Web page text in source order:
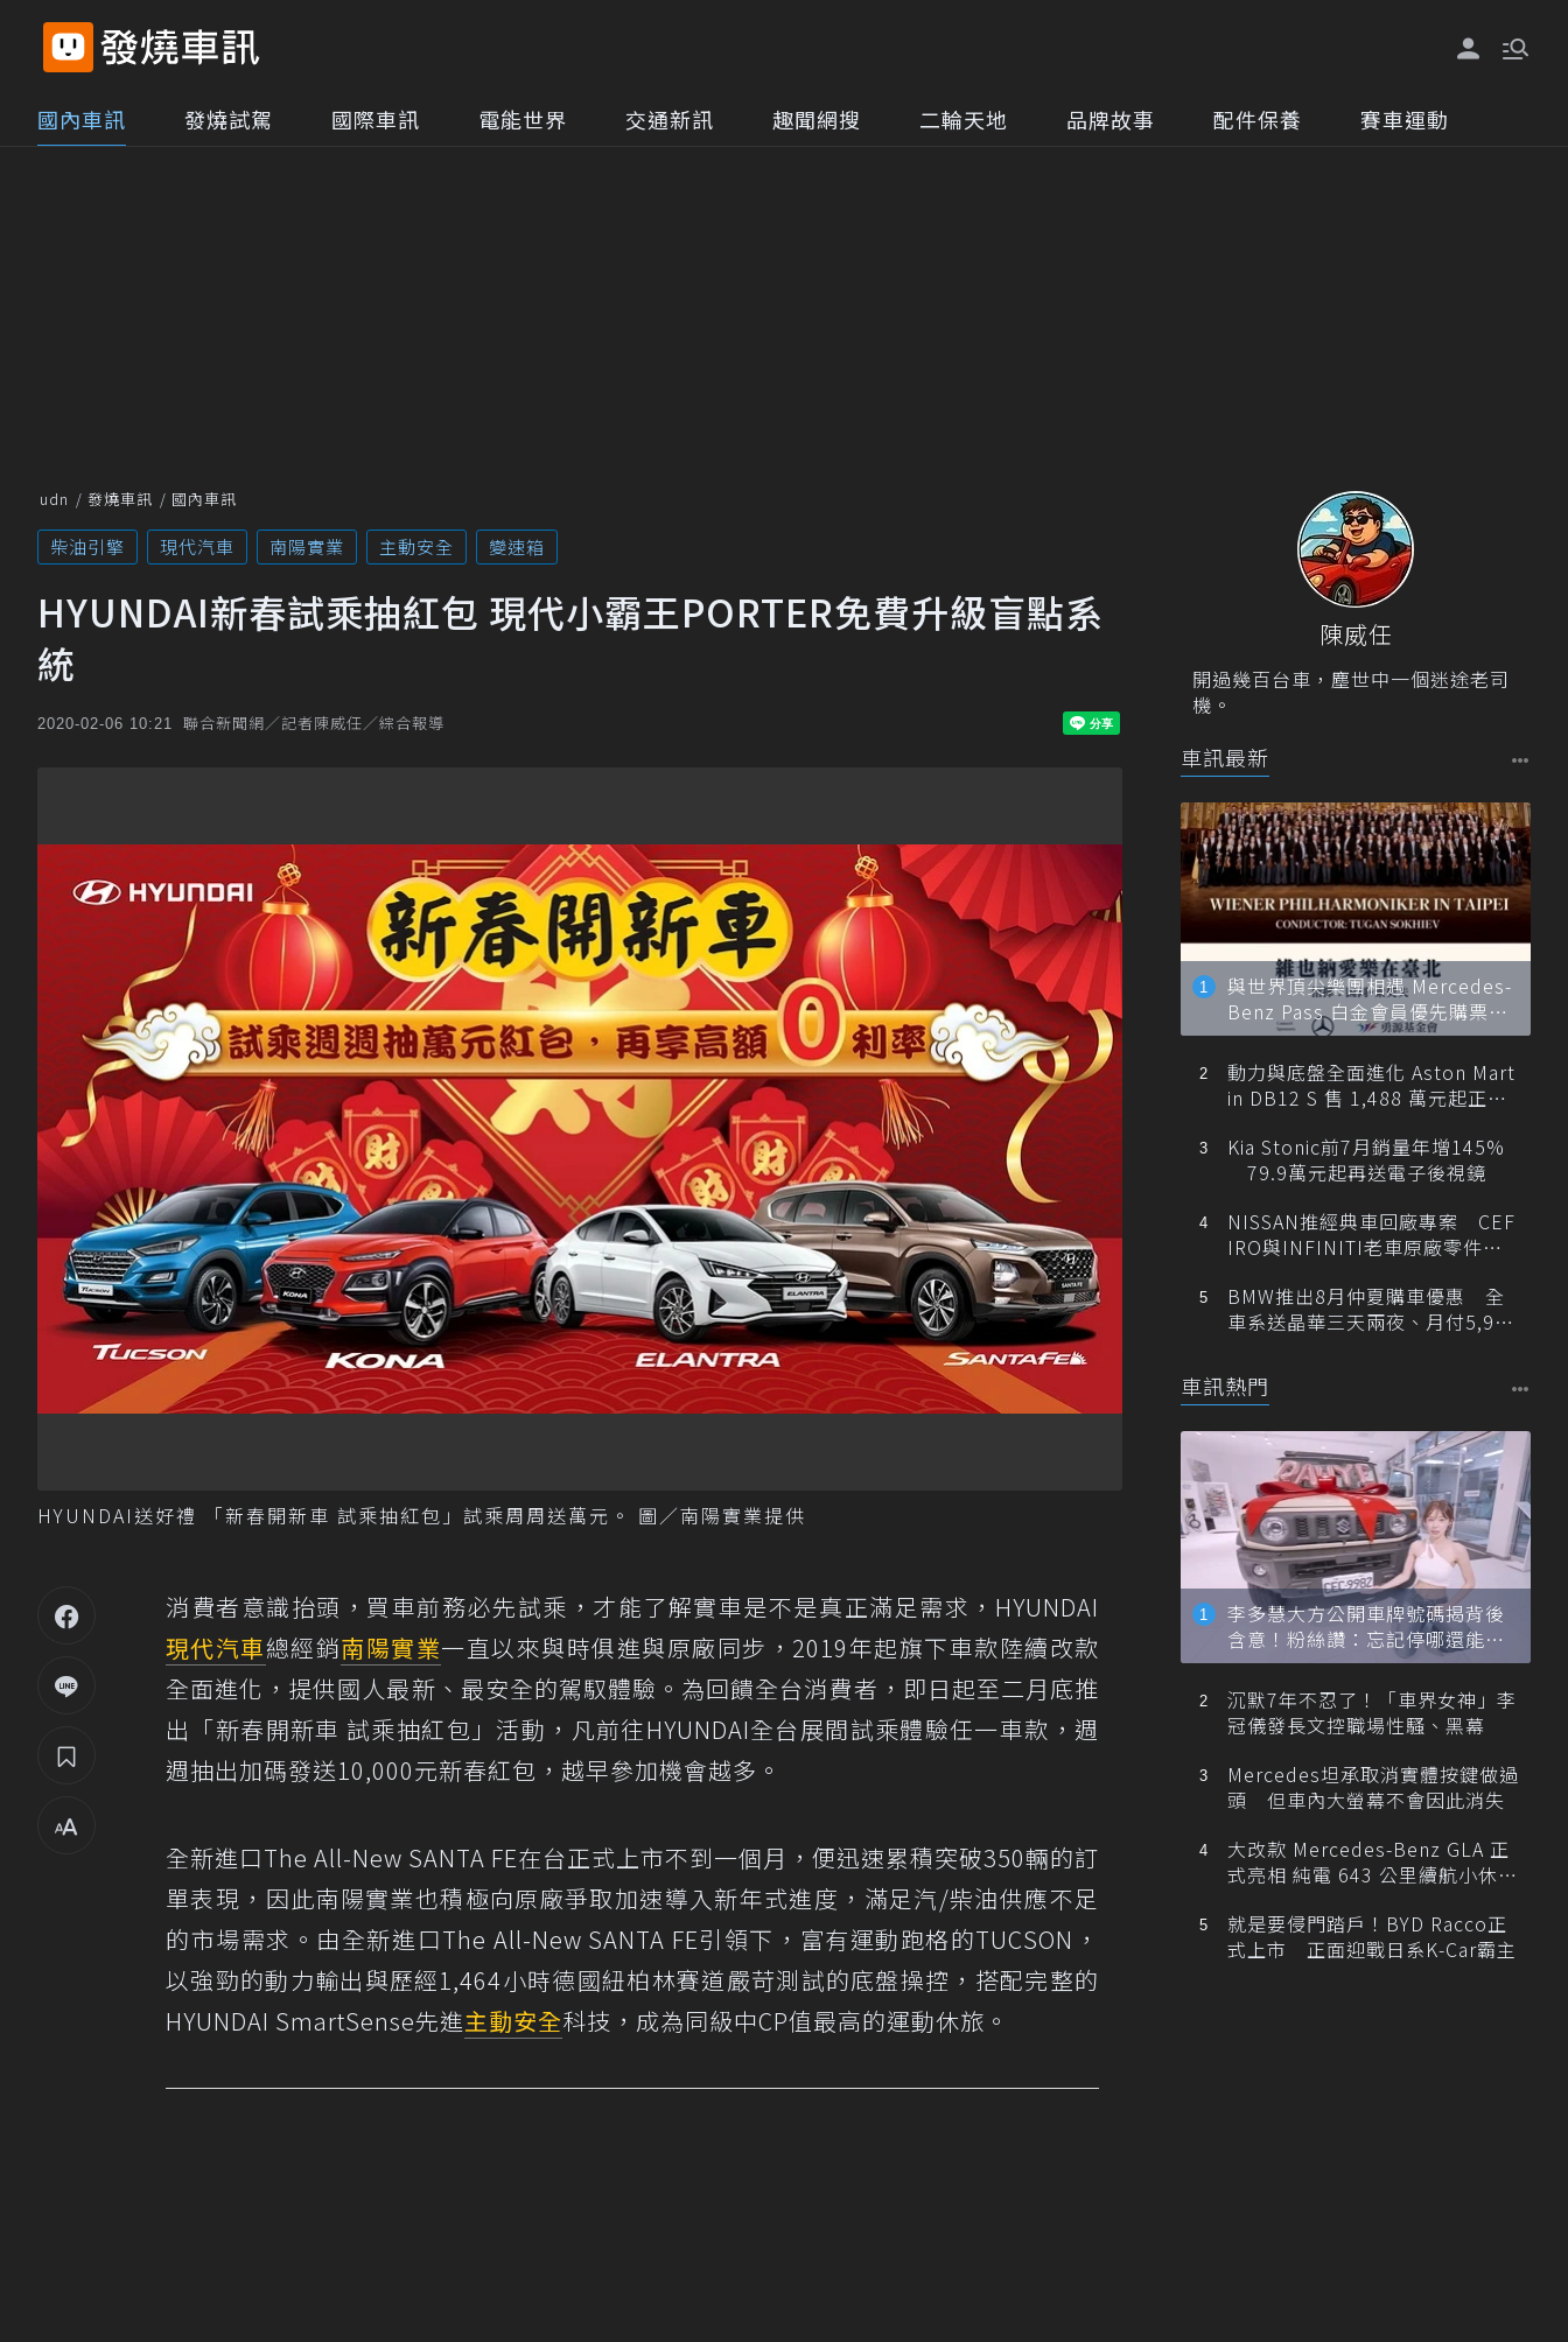
國內車訊 發燒試駕 國際車訊 電能世界 交通新訊 趣聞網搜 二輪天地 品牌故事 配件保養 賽車運動
udn 發燒車訊 國內車訊
柴油引擎 現代汽車 南陽實業 主動安全 變速箱
HYUNDAI新春試乘抽紅包 現代小霸王PORTER免費升級盲點系
統
2020-02-06 10:21 聯合新聞網／記者陳威任／綜合報導
HYUNDAI送好禮 「新春開新車 試乘抽紅包」試乘周周送萬元。 圖／南陽實業提供
消費者意識抬頭，買車前務必先試乘，才能了解實車是不是真正滿足需求，HYUNDAI
現代汽車總經銷南陽實業一直以來與時俱進與原廠同步，2019年起旗下車款陸續改款
全面進化，提供國人最新、最安全的駕馭體驗。為回饋全台消費者，即日起至二月底推
出「新春開新車 試乘抽紅包」活動，凡前往HYUNDAI全台展間試乘體驗任一車款，週
週抽出加碼發送10,000元新春紅包，越早參加機會越多。
全新進口The All-New SANTA FE在台正式上市不到一個月，便迅速累積突破350輛的訂
單表現，因此南陽實業也積極向原廠爭取加速導入新年式進度，滿足汽/柴油供應不足
的市場需求。由全新進口The All-New SANTA FE引領下，富有運動跑格的TUCSON，
以強勁的動力輸出與歷經1,464小時德國紐柏林賽道嚴苛測試的底盤操控，搭配完整的
HYUNDAI SmartSense先進主動安全科技，成為同級中CP值最高的運動休旅。
陳威任
開過幾百台車，塵世中一個迷途老司
機。
車訊最新
與世界頂尖樂團相遇 Mercedes-
Benz Pass 白金會員優先購票維
也納愛樂
動力與底盤全面進化 Aston Mart
in DB12 S 售 1,488 萬元起正式
Kia Stonic前7月銷量年增145%
79.9萬元起再送電子後視鏡
NISSAN推經典車回廠專案 CEF
IRO與INFINITI老車原廠零件最
BMW推出8月仲夏購車優惠 全
車系送晶華三天兩夜、月付5,900
車訊熱門
李多慧大方公開車牌號碼揭背後
含意！粉絲讚：忘記停哪還能幫
忙找車
沉默7年不忍了！「車界女神」李
冠儀發長文控職場性騷、黑幕
Mercedes坦承取消實體按鍵做過
頭 但車內大螢幕不會因此消失
大改款 Mercedes-Benz GLA 正
式亮相 純電 643 公里續航小休
就是要侵門踏戶！BYD Racco正
式上市 正面迎戰日系K-Car霸主